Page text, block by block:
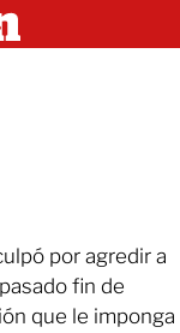
por agredir a
fin de
que le imponga